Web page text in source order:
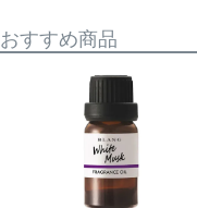
おすすめ商品